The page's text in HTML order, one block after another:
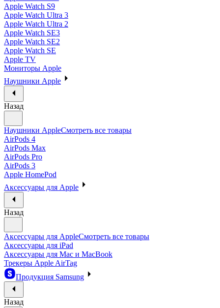
Apple Watch S9
Apple Watch Ultra 3
Apple Watch Ultra 2
Apple Watch SE3
Apple Watch SE2
Apple Watch SE
Apple TV
Мониторы Apple
Наушники Apple
Назад
Наушники AppleСмотреть все товары
AirPods 4
AirPods Max
AirPods Pro
AirPods 3
Apple HomePod
Аксессуары для Apple
Назад
Аксессуары для AppleСмотреть все товары
Аксессуары для iPad
Аксессуары для Mac и MacBook
Трекеры Apple AirTag
Продукция Samsung
Назад